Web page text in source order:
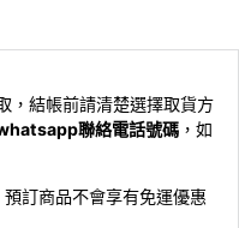
，結帳前請清楚選擇取貨方
聯絡電話號碼 ，如
訂商品不會享有免運優惠